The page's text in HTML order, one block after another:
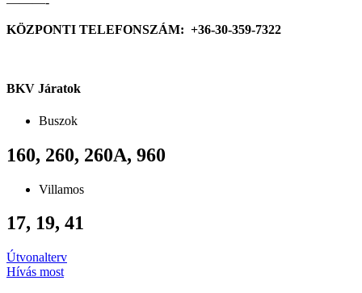
KÖZPONTI TELEFONSZÁM: +36-30-359-7322
BKV Járatok
Buszok
160, 260, 260A, 960
Villamos
17, 19, 41
Útvonalterv
Hívás most